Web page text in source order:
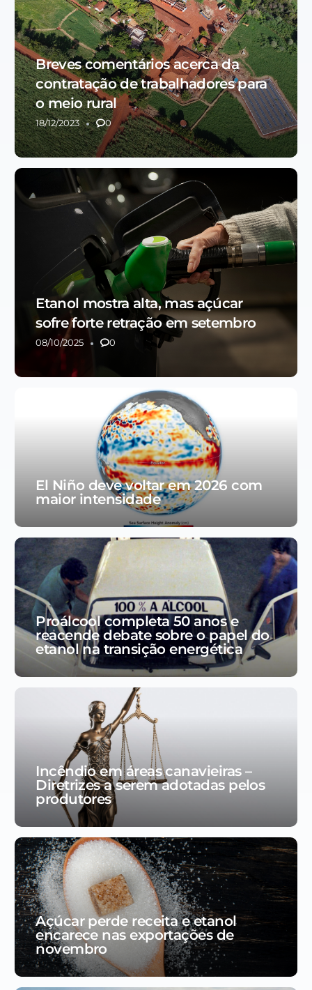
Breves comentários acerca da
contratação de trabalhadores para
o meio rural
18/12/2023 0
Etanol mostra alta, mas açúcar
sofre forte retração em setembro
08/10/2025 0
El Niño deve voltar em 2026 com
maior intensidade
Proálcool completa 50 anos e
reacende debate sobre o papel do
etanol na transição energética
Incêndio em áreas canavieiras –
Diretrizes a serem adotadas pelos
produtores
Açúcar perde receita e etanol
encarece nas exportações de
novembro